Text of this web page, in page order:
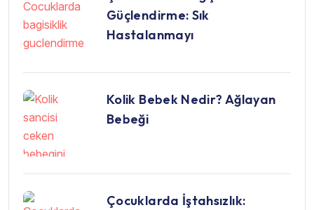
Güçlendirme: Sık
Hastalanmayı
Kolik Bebek Nedir? Ağlayan
Bebeği
Çocuklarda İştahsızlık: